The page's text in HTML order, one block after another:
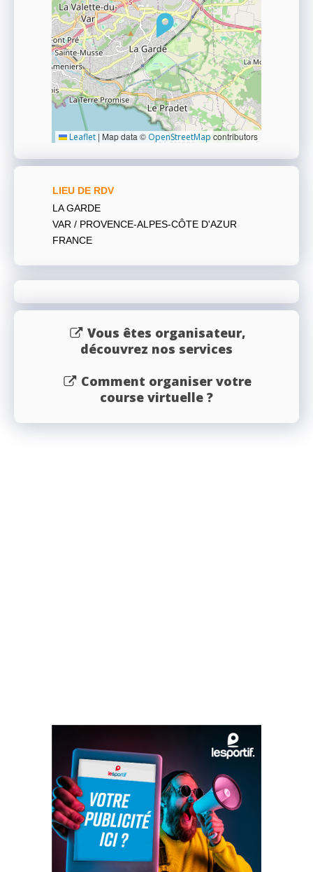
Leaflet | Map data © OpenStreetMapcontributors
LIEU DE RDV
LA GARDE
VAR / PROVENCE-ALPES-CÔTE D'AZUR
FRANCE
Vous êtes organisateur,
découvrez nos services
Comment organiser votre
course virtuelle ?